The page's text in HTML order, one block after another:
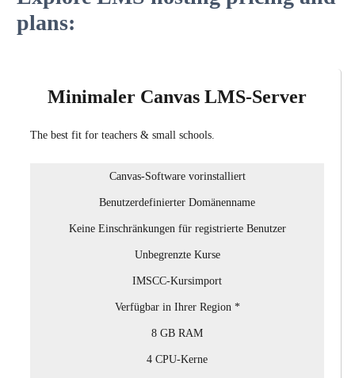
plans:
Minimaler Canvas LMS-Server
The best fit for teachers & small schools.
Canvas-Software vorinstalliert
Benutzerdefinierter Domänenname
Keine Einschränkungen für registrierte Benutzer
Unbegrenzte Kurse
IMSCC-Kursimport
Verfügbar in Ihrer Region *
8 GB RAM
4 CPU-Kerne